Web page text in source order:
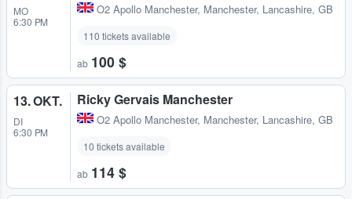
MO
6:30 PM
O2 Apollo Manchester, Manchester, Lancashire, GB
110 tickets available
ab 100 $
13. OKT.
DI
6:30 PM
Ricky Gervais Manchester
O2 Apollo Manchester, Manchester, Lancashire, GB
10 tickets available
ab 114 $